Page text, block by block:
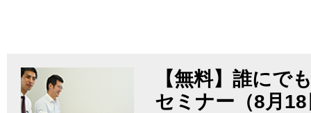
【無料】誰にで
セミナー（8月